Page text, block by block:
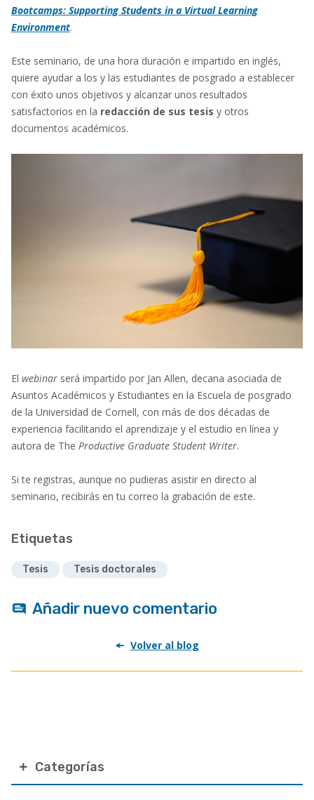
Categorías
Bootcamps: Supporting Students in a Virtual Learning
Environment.
Este seminario, de una hora duración e impartido en inglés,
quiere ayudar a los y las estudiantes de posgrado a establecer
con éxito unos objetivos y alcanzar unos resultados
satisfactorios en la redacción de sus tesis y otros
documentos académicos.
El webinar será impartido por Jan Allen, decana asociada de
Asuntos Académicos y Estudiantes en la Escuela de posgrado
de la Universidad de Cornell, con más de dos décadas de
experiencia facilitando el aprendizaje y el estudio en línea y
autora de The Productive Graduate Student Writer.
Si te registras, aunque no pudieras asistir en directo al
seminario, recibirás en tu correo la grabación de este.
Etiquetas
Tesis Tesis doctorales
Añadir nuevo comentario
Volver al blog